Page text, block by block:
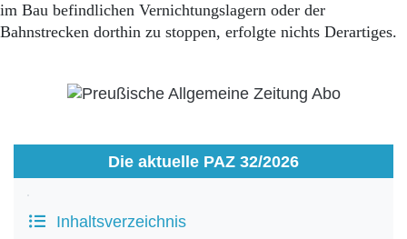
im Bau befindlichen Vernichtungslagern oder der
Bahnstrecken dorthin zu stoppen, erfolgte nichts Derartiges.
Die aktuelle PAZ 32/2026
Inhaltsverzeichnis